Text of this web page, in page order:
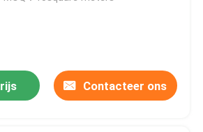
Contacteer ons